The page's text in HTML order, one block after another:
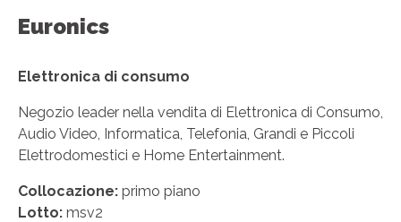
NEGOZI
CONTATTI
Euronics
Elettronica di consumo
Negozio leader nella vendita di Elettronica di Consumo,
Audio Video, Informatica, Telefonia, Grandi e Piccoli
Elettrodomestici e Home Entertainment.
Collocazione: primo piano
Lotto: msv2